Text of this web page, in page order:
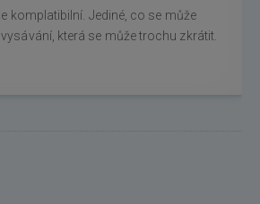
komplatibilní. Jediné, co se může
která se může trochu zkrátit.